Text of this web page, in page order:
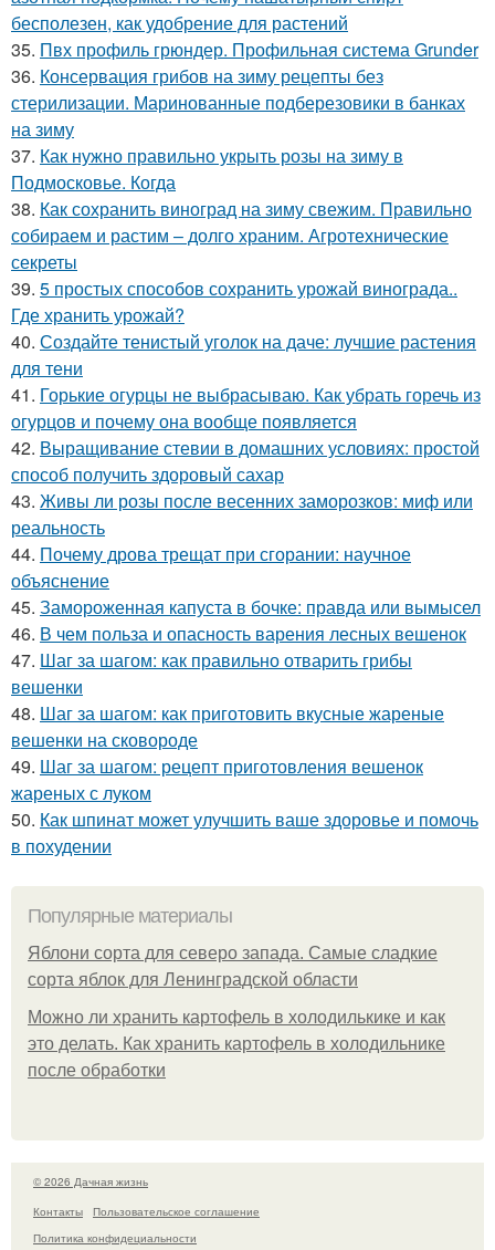
бесполезен, как удобрение для растений
35. Пвх профиль грюндер. Профильная система Grunder
36. Консервация грибов на зиму рецепты без
стерилизации. Маринованные подберезовики в банках
на зиму
37. Как нужно правильно укрыть розы на зиму в
Подмосковье. Когда
38. Как сохранить виноград на зиму свежим. Правильно
собираем и растим – долго храним. Агротехнические
секреты
39. 5 простых способов сохранить урожай винограда..
Где хранить урожай?
40. Создайте тенистый уголок на даче: лучшие растения
для тени
41. Горькие огурцы не выбрасываю. Как убрать горечь из
огурцов и почему она вообще появляется
42. Выращивание стевии в домашних условиях: простой
способ получить здоровый сахар
43. Живы ли розы после весенних заморозков: миф или
реальность
44. Почему дрова трещат при сгорании: научное
объяснение
45. Замороженная капуста в бочке: правда или вымысел
46. В чем польза и опасность варения лесных вешенок
47. Шаг за шагом: как правильно отварить грибы
вешенки
48. Шаг за шагом: как приготовить вкусные жареные
вешенки на сковороде
49. Шаг за шагом: рецепт приготовления вешенок
жареных с луком
50. Как шпинат может улучшить ваше здоровье и помочь
в похудении
Популярные материалы
Яблони сорта для северо запада. Самые сладкие
сорта яблок для Ленинградской области
Можно ли хранить картофель в холодилькике и как
это делать. Как хранить картофель в холодильнике
после обработки
© 2026 Дачная жизнь
Контакты
Пользовательское соглашение
Политика конфидециальности